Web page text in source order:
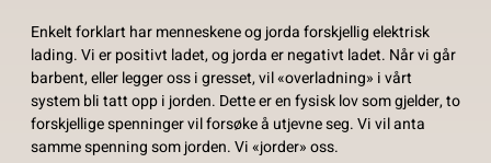
Enkelt forklart har menneskene og jorda forskjellig elektrisk
lading. Vi er positivt ladet, og jorda er negativt ladet. Når vi går
barbent, eller legger oss i gresset, vil «overladning» i vårt
system bli tatt opp i jorden. Dette er en fysisk lov som gjelder, to
forskjellige spenninger vil forsøke å utjevne seg. Vi vil anta
samme spenning som jorden. Vi «jorder» oss.